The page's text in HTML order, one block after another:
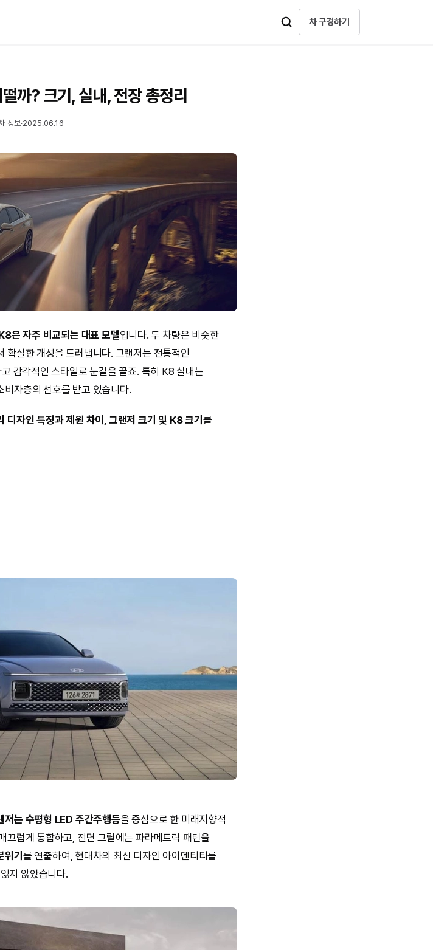
차 구경하기
까? 크기, 실내, 전장 총정리
정보·2025.06.16
은 자주 비교되는 대표 모델입니다. 두 차량은 비슷한
확실한 개성을 드러냅니다. 그랜저는 전통적인
감각적인 스타일로 눈길을 끌죠. 특히 K8 실내는
자층의 선호를 받고 있습니다.
디자인 특징과 제원 차이, 그랜저 크기 및 K8 크기 를
저는 수평형 LED 주간주행등을 중심으로 한 미래지향적
끄럽게 통합하고, 전면 그릴에는 파라메트릭 패턴을
위기 를 연출하여, 현대차의 최신 디자인 아이덴티티를
지 않았습니다.